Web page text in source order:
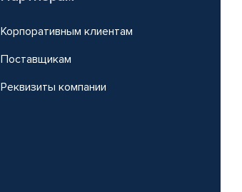
Корпоративным клиентам
Поставщикам
Реквизиты компании